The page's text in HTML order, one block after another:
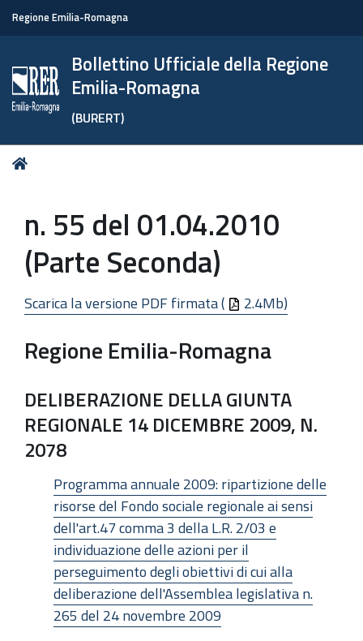
Regione Emilia-Romagna
Bollettino Ufficiale della Regione
Emilia-Romagna
(BURERT)
Tu
n. 55 del 01.04.2010
(Parte Seconda)
Scarica la versione PDF firmata ( 2.4Mb)
Regione Emilia-Romagna
DELIBERAZIONE DELLA GIUNTA
REGIONALE 14 DICEMBRE 2009, N.
2078
Programma annuale 2009: ripartizione delle
risorse del Fondo sociale regionale ai sensi
dell'art.47 comma 3 della L.R. 2/03 e
individuazione delle azioni per il
perseguimento degli obiettivi di cui alla
deliberazione dell'Assemblea legislativa n.
265 del 24 novembre 2009